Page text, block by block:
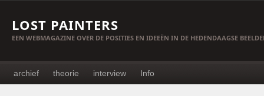
LOST PAINTERS
EEN WEBMAGAZINE OVER DE POSITIES EN IDEEËN IN DE HEDENDAAGSE
archief theorie interview Info